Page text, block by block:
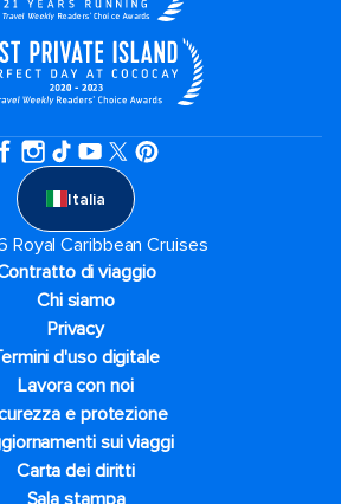
Italia
Caribbean Cruises
di viaggio
Chi siamo
Privacy
d'uso digitale
Lavora con noi
e protezione
sui viaggi
Carta dei diritti
Sala stampa